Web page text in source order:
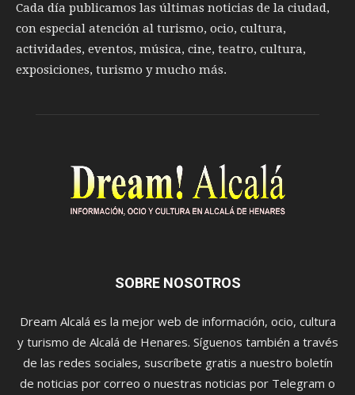
Cada día publicamos las últimas noticias de la ciudad,
con especial atención al turismo, ocio, cultura,
actividades, eventos, música, cine, teatro, cultura,
exposiciones, turismo y mucho más.
SOBRE NOSOTROS
Dream Alcalá es la mejor web de información, ocio, cultura
y turismo de Alcalá de Henares. Síguenos también a través
de las redes sociales, suscríbete gratis a nuestro boletín
de noticias por correo o nuestras noticias por Telegram o